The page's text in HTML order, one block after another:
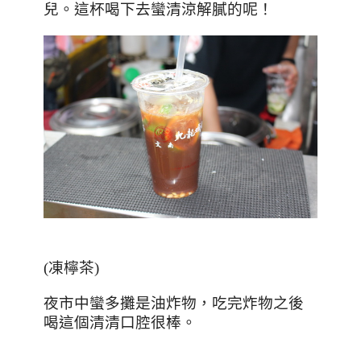
兒。這杯喝下去蠻清涼解膩的呢！
(凍檸茶)
夜市中蠻多攤是油炸物，吃完炸物之後
喝這個清清口腔很棒。